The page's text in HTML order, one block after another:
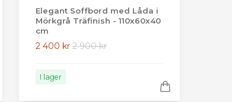
Elegant Soffbord med Låda i
Mörkgrå Träfinish - 110x60x40
cm
2 400 kr 2 900 kr
I lager